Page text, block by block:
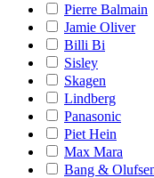
Pierre Balmain
Jamie Oliver
Billi Bi
Sisley
Skagen
Lindberg
Panasonic
Piet Hein
Max Mara
Bang &